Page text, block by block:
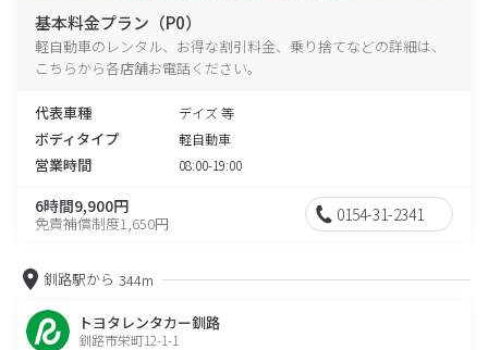
基本料金プラン（P0）
軽自動車のレンタル、お得な割引料金、乗り捨てなどの詳細は、
こちらから各店舗お電話ください。
代表車種 デイズ 等
ボディタイプ 軽自動車
営業時間 08:00-19:00
6時間9,900円
免責補償制度1,650円 0154-31-2341
釧路駅から 344m
トヨタレンタカー釧路
釧路市栄町12-1-1